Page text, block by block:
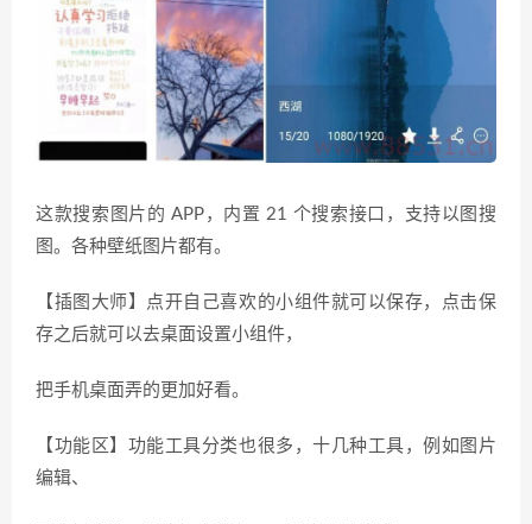
这款搜索图片的 APP，内置 21 个搜索接口，支持以图搜
图。各种壁纸图片都有。
【插图大师】点开自己喜欢的小组件就可以保存，点击保
存之后就可以去桌面设置小组件，
把手机桌面弄的更加好看。
【功能区】功能工具分类也很多，十几种工具，例如图片
编辑、